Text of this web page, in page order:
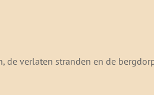
de verlaten stranden en de